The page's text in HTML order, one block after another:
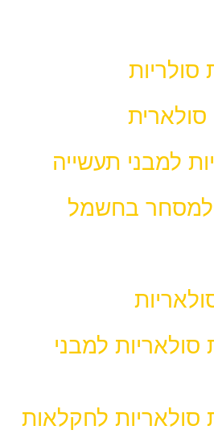
סולריות
למבני תעשייה
למסחר בחשמל
למבני
לחקלאות